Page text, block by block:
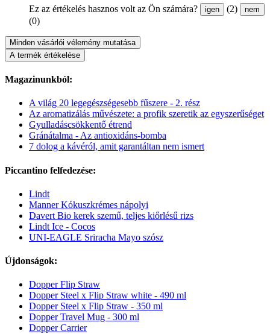
Ez az értékelés hasznos volt az Ön számára? igen (2) nem
(0)
Minden vásárlói vélemény mutatása
A termék értékelése
Magazinunkból:
A világ 20 legegészségesebb fűszere - 2. rész
Az aromatizálás művészete: a profik szeretik az egyszerűséget
Gyulladáscsökkentő étrend
Gránátalma - Az antioxidáns-bomba
7 dolog a kávéról, amit garantáltan nem ismert
Piccantino felfedezése:
Lindt
Manner Kókuszkrémes nápolyi
Davert Bio kerek szemű, teljes kiőrlésű rizs
Lindt Ice - Cocos
UNI-EAGLE Sriracha Mayo szósz
Újdonságok:
Dopper Flip Straw
Dopper Steel x Flip Straw white - 490 ml
Dopper Steel x Flip Straw - 350 ml
Dopper Travel Mug - 300 ml
Dopper Carrier